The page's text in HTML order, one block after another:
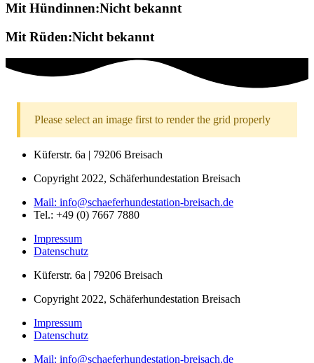
Mit Hündinnen:Nicht bekannt
Mit Rüden:Nicht bekannt
Please select an image first to render the grid properly
Küferstr. 6a | 79206 Breisach
Copyright 2022, Schäferhundestation Breisach
Mail: info@schaeferhundestation-breisach.de
Tel.: +49 (0) 7667 7880
Impressum
Datenschutz
Küferstr. 6a | 79206 Breisach
Copyright 2022, Schäferhundestation Breisach
Impressum
Datenschutz
Mail: info@schaeferhundestation-breisach.de